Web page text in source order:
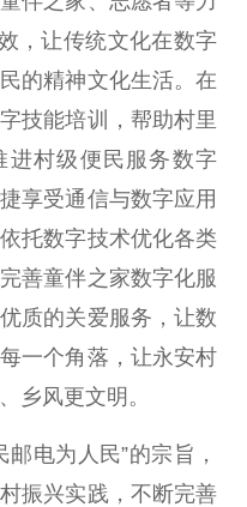
，让传统文化在数字
的精神文化生活。在
技能培训，帮助村里
进村级便民服务数字
享受通信与数字应用
托数字技术优化各类
善童伴之家数字化服
质的关爱服务，让数
一个角落，让永安村
乡风更文明。
邮电为人民”的宗旨，
振兴实践，不断完善